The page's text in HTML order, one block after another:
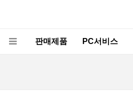
판매제품 PC서비스